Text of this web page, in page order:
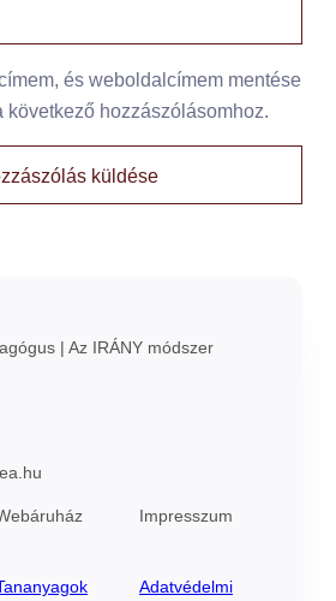
és weboldalcímem mentése
következő hozzászólásomhoz.
| Az IRÁNY módszer
Impresszum
Adatvédelmi